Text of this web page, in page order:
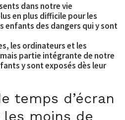
dans notre vie
en plus difficile pour les
enfants des dangers qui y sont
les ordinateurs et les
partie intégrante de notre
y sont exposés dès leur
temps d’écran
moins de